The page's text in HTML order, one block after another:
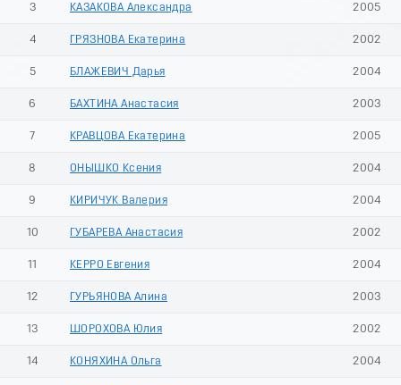
3 КАЗАКОВА Александра 2005
4 ГРЯЗНОВА Екатерина 2002
5 БЛАЖЕВИЧ Дарья 2004
6 БАХТИНА Анастасия 2003
7 КРАВЦОВА Екатерина 2005
8 ОНЫШКО Ксения 2004
9 КИРИЧУК Валерия 2004
10 ГУБАРЕВА Анастасия 2002
11 КЕРРО Евгения 2004
12 ГУРЬЯНОВА Алина 2003
13 ШОРОХОВА Юлия 2002
14 КОНЯХИНА Ольга 2004